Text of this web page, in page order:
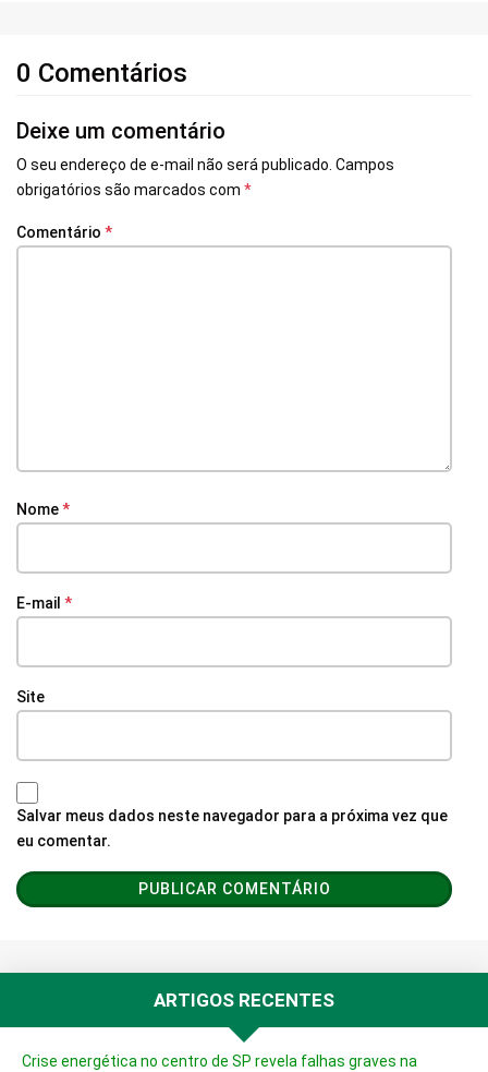
0 Comentários
Deixe um comentário
O seu endereço de e-mail não será publicado. Campos
obrigatórios são marcados com *
Comentário *
Nome*
E-mail *
Site
Salvar meus dados neste navegador para a próxima vez que
eu comentar.
ARTIGOS RECENTES
Crise energética no centro de SP revela falhas graves na